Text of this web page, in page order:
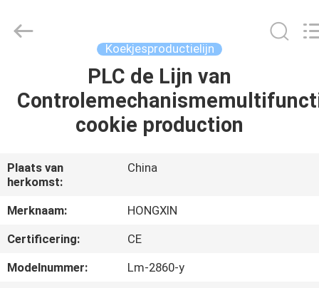
PRODUCTEN
VR-
SHOW
OVER
ONS
Koekjesproductielijn
PLC de Lijn van
cookie production
Plaats van
herkomst:
China
Merknaam:
HONGXIN
Certificering:
CE
Modelnummer:
Lm-2860-y